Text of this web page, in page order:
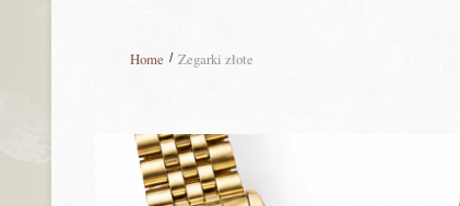
Home Zegarki złote